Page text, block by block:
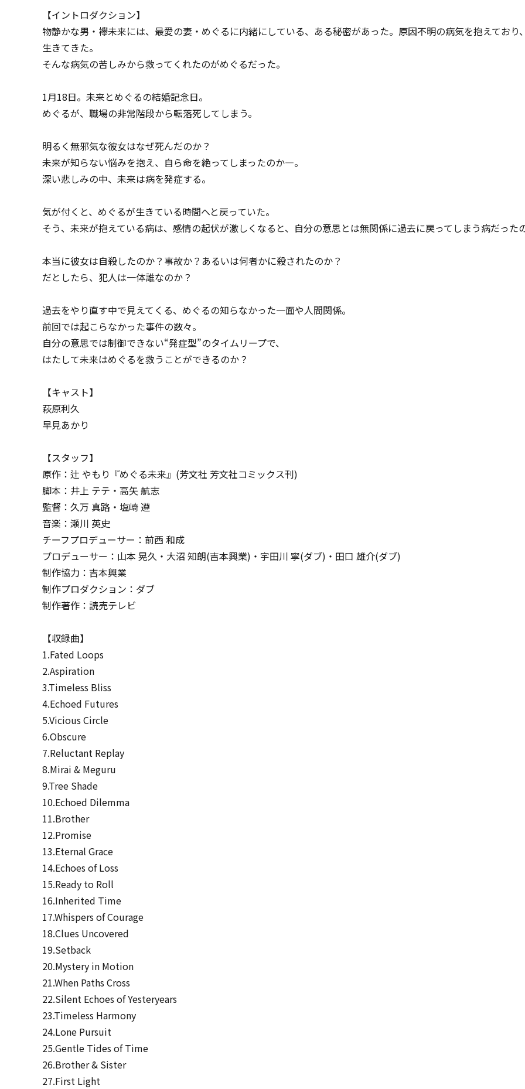
【イントロダクション】
物静かな男・襷未来には、最愛の妻・めぐるに内緒にしている、ある秘密があった。原因不明の病気を抱えてお
生きてきた。
そんな病気の苦しみから救ってくれたのがめぐるだった。
1月18日。未来とめぐるの結婚記念日。
めぐるが、職場の非常階段から転落死してしまう。
明るく無邪気な彼女はなぜ死んだのか？
未来が知らない悩みを抱え、自ら命を絶ってしまったのか―。
深い悲しみの中、未来は病を発症する。
気が付くと、めぐるが生きている時間へと戻っていた。
そう、未来が抱えている病は、感情の起伏が激しくなると、自分の意思とは無関係に過去に戻ってしまう病だった
本当に彼女は自殺したのか？事故か？あるいは何者かに殺されたのか？
だとしたら、犯人は一体誰なのか？
過去をやり直す中で見えてくる、めぐるの知らなかった一面や人間関係。
前回では起こらなかった事件の数々。
自分の意思では制御できない“発症型”のタイムリープで、
はたして未来はめぐるを救うことができるのか？
【キャスト】
萩原利久
早見あかり
【スタッフ】
原作：辻 やもり『めぐる未来』(芳文社 芳文社コミックス刊)
脚本：井上 テテ・高矢 航志
監督：久万 真路・塩崎 遵
音楽：瀬川 英史
チーフプロデューサー：前西 和成
プロデューサー：山本 晃久・大沼 知朗(吉本興業)・宇田川 寧(ダブ)・田口 雄介(ダブ)
制作協力：吉本興業
制作プロダクション：ダブ
制作著作：読売テレビ
【収録曲】
1.Fated Loops
2.Aspiration
3.Timeless Bliss
4.Echoed Futures
5.Vicious Circle
6.Obscure
7.Reluctant Replay
8.Mirai & Meguru
9.Tree Shade
10.Echoed Dilemma
11.Brother
12.Promise
13.Eternal Grace
14.Echoes of Loss
15.Ready to Roll
16.Inherited Time
17.Whispers of Courage
18.Clues Uncovered
19.Setback
20.Mystery in Motion
21.When Paths Cross
22.Silent Echoes of Yesteryears
23.Timeless Harmony
24.Lone Pursuit
25.Gentle Tides of Time
26.Brother & Sister
27.First Light